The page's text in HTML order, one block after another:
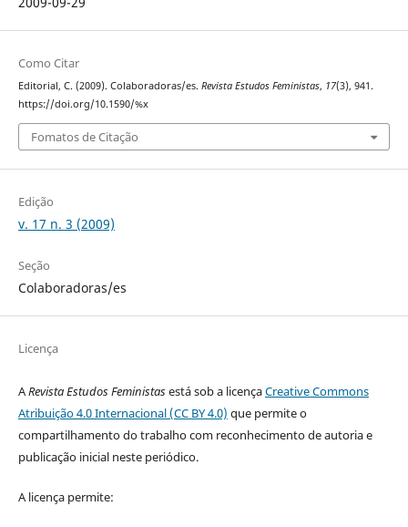
Como Citar
Editorial, C. (2009). Colaboradoras/es. Revista Estudos Feministas, 17(3), 941.
https://doi.org/10.1590/%x
Fomatos de Citação
Edição
v. 17 n. 3 (2009)
Seção
Colaboradoras/es
Licença
ARevista Estudos Feministasestá sob a licençaCreative Commons
Atribuição 4.0 Internacional (CC BY 4.0) que permite o
compartilhamento do trabalho com reconhecimento de autoria e
publicação inicial neste periódico.
A licença permite: